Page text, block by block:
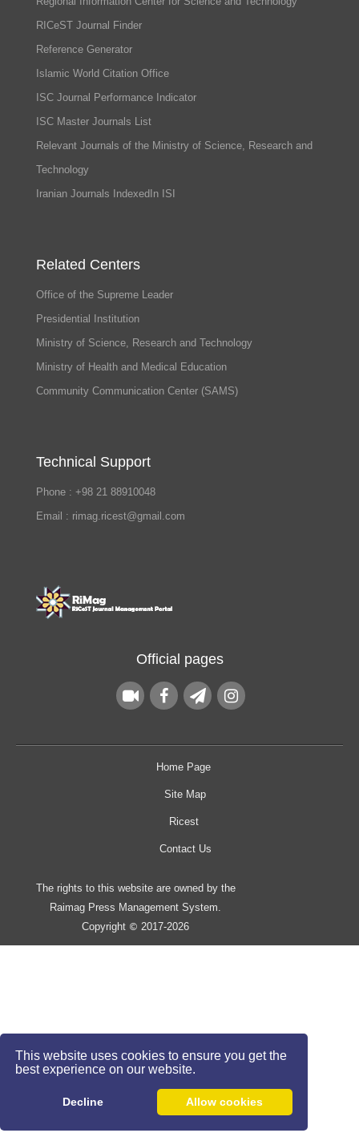
This website uses cookies to ensure you get the
best experience on our website.
Decline Allow cookies
RICeST Journal Finder
Reference Generator
Islamic World Citation Office
ISC Journal Performance Indicator
ISC Master Journals List
Relevant Journals of the Ministry of Science, Research and
Technology
Iranian Journals IndexedIn ISI
Related Centers
Office of the Supreme Leader
Presidential Institution
Ministry of Science, Research and Technology
Ministry of Health and Medical Education
Community Communication Center (SAMS)
Technical Support
Phone : +98 21 88910048
Email : rimag.ricest@gmail.com
Official pages
Home Page
Site Map
Ricest
Contact Us
The rights to this website are owned by the
Raimag Press Management System.
Copyright © 2017-2026